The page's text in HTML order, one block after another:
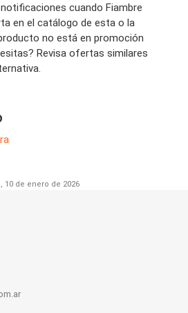
cuando Fiambre
en el catálogo de esta o la
no está en promoción
Revisa ofertas similares
de enero de 2026